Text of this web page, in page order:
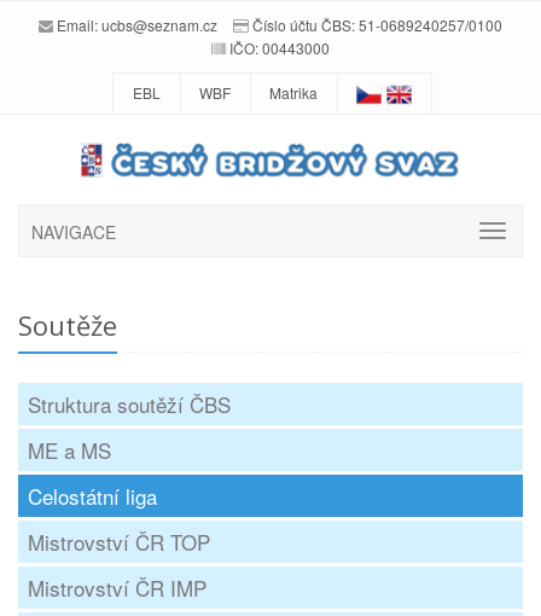
Email:ucbs@seznam.cz
Číslo účtu ČBS: 51-0689240257/0100
IČO: 00443000
EBL WBF Matrika
NAVIGACE
Soutěže
Struktura soutěží ČBS
ME a MS
Celostátní liga
Mistrovství ČR TOP
Mistrovství ČR IMP